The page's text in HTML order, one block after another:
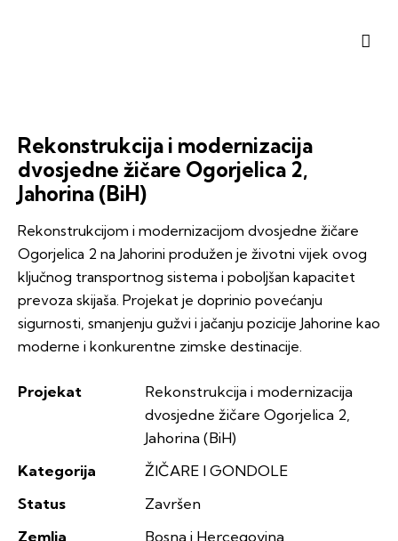
Rekonstrukcija i modernizacija
dvosjedne žičare Ogorjelica 2,
Jahorina (BiH)
Rekonstrukcijom i modernizacijom dvosjedne žičare
Ogorjelica 2 na Jahorini produžen je životni vijek ovog
ključnog transportnog sistema i poboljšan kapacitet
prevoza skijaša. Projekat je doprinio povećanju
sigurnosti, smanjenju gužvi i jačanju pozicije Jahorine kao
moderne i konkurentne zimske destinacije.
Projekat
Rekonstrukcija i modernizacija
dvosjedne žičare Ogorjelica 2,
Jahorina (BiH)
Kategorija
ŽIČARE I GONDOLE
Status
Završen
Zemlja
Bosna i Hercegovina